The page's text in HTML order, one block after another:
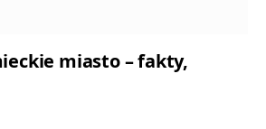
miasto – fakty,